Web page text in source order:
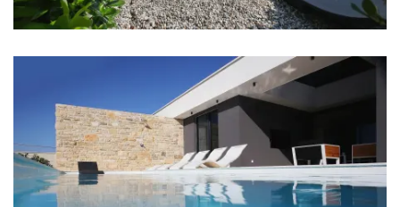
Zentrum: 2 km
Supermarket: 1,5 km
Fährhafen: 2 km